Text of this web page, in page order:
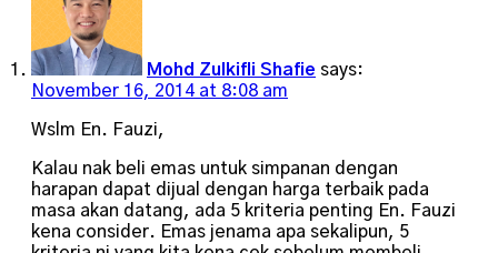
Mohd Zulkifli Shafie says:
November 16, 2014 at 8:08 am
Wslm En. Fauzi,
Kalau nak beli emas untuk simpanan dengan
harapan dapat dijual dengan harga terbaik pada
masa akan datang, ada 5 kriteria penting En. Fauzi
kena consider. Emas jenama apa sekalipun, 5